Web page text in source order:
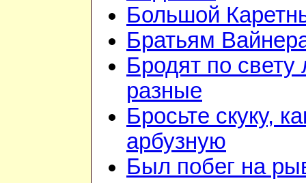
Большой
Братьям
Бродят по свету
разные
Бросьте скуку,
арбузную
Был побег на